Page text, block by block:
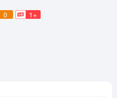
0 1+